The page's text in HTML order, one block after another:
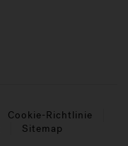
Cookie-Richtlinie
Sitemap